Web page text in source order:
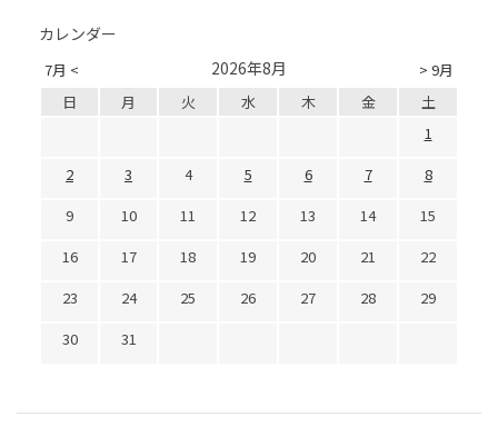
カレンダー
7月 < > 9月
2026年8月
日 月 火 水 木 金
土
1
2
3 4 5 6 7
8
9
10 11 12 13 14
15
16
17 18 19 20 21
22
23
24 25 26 27 28
29
30
31